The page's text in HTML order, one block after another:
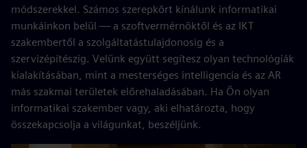
módszerekkel. Számos szerepkört kínálunk informatikai
munkáinkon belül — a szoftvermérnöktől és az IKT
szakembertől a szolgáltatástulajdonosig és a
szervizépítészig. Velünk együtt segítesz olyan technológiák
kialakításában, mint a mesterséges intelligencia és az AR
más szakmai területek előrehaladásában. Ha Ön olyan
informatikai szakember vagy, aki elhatározta, hogy
összekapcsolja a világunkat, beszéljünk.